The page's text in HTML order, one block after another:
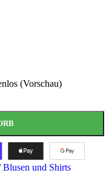
(Vorschau)
Blusen und Shirts